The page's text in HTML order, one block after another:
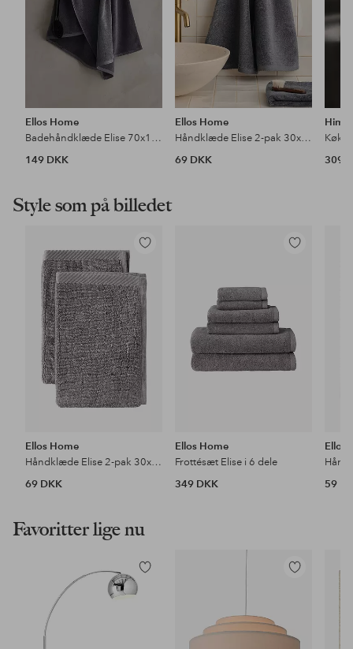
Ellos Home
Badehåndklæde Elise 70x140 cm
149 DKK
Ellos Home
Håndklæde Elise 2-pak 30x50
69 DKK
Himla
309
Style som på billedet
Tilføj
favoritter
Ellos Home
Håndklæde Elise 2-pak 30x50
69 DKK
Tilføj
Ellos Home
Frottésæt Elise i 6 dele
349 DKK
Ellos
59
Favoritter lige nu
Tilføj
til
Tilføj